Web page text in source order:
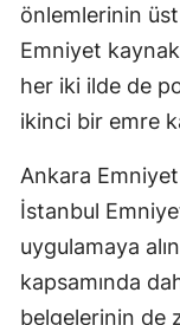
önlemlerinin üst
Emniyet
her iki ilde de
ikinci bir emre
Ankara
İstanbul
uygulamaya
kapsamında
belgelerinin de